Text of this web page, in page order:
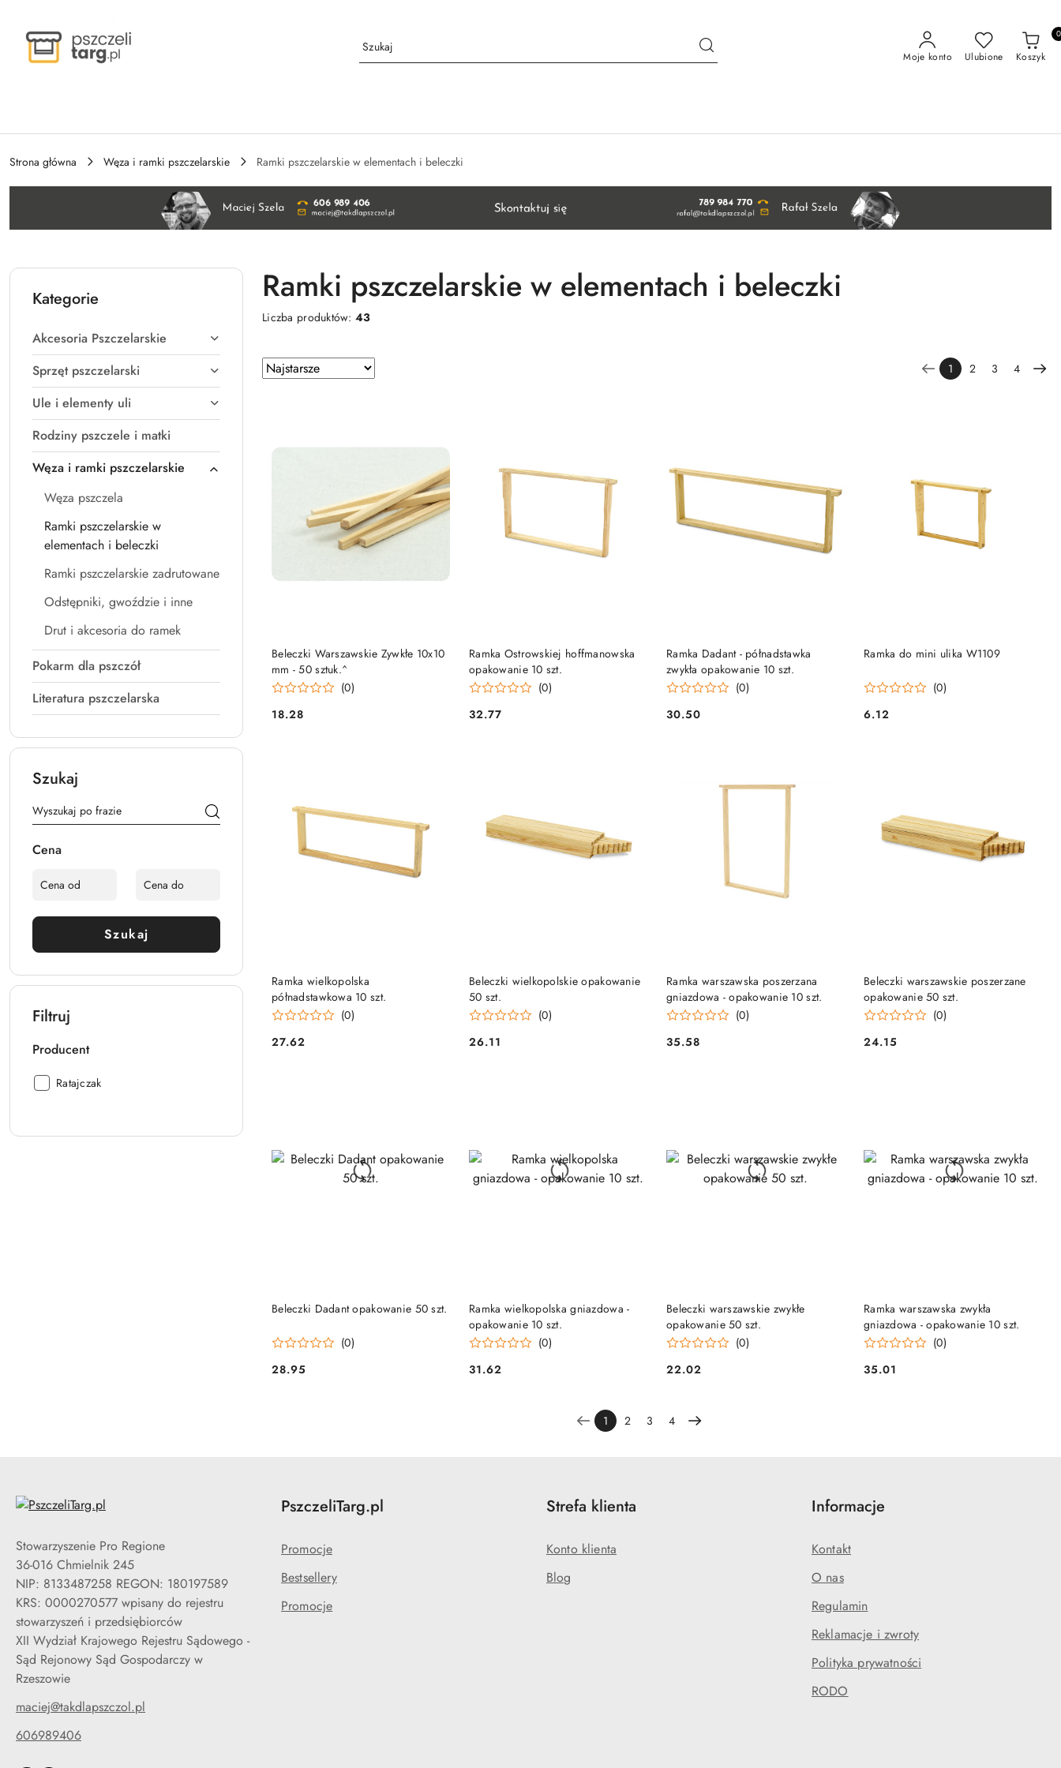
Moje konto Ulubione Koszyk
0
Strona główna Węza i ramki pszczelarskie Ramki pszczelarskie w elementach i beleczki
Kategorie
Akcesoria Pszczelarskie
Sprzęt pszczelarski
Ule i elementy uli
Rodziny pszczele i matki
Węza i ramki pszczelarskie
Węza pszczela
Ramki pszczelarskie w
elementach i beleczki
Ramki pszczelarskie zadrutowane
Odstępniki, gwoździe i inne
Drut i akcesoria do ramek
Pokarm dla pszczół
Literatura pszczelarska
Szukaj
Cena
Szukaj
Filtruj
Producent
Producent:
Ratajczak
Ramki pszczelarskie w elementach i beleczki
Liczba produktów:43
Zastosowano
sortowanie:
Sortuj
według
1 2 3 4
Beleczki Warszawskie Zywkłe 10x10
mm - 50 sztuk.^
(0)
Cena:
18.28
DO KOSZYKA
Ramka Ostrowskiej hoffmanowska
opakowanie 10 szt.
(0)
Cena:
32.77
DO KOSZYKA
Ramka Dadant - półnadstawka
zwykła opakowanie 10 szt.
(0)
Cena:
30.50
DO KOSZYKA Ramka do mini ulika W1109
(0)
Cena:
6.12
DO KOSZYKA
Ramka wielkopolska
półnadstawkowa 10 szt.
(0)
Cena:
27.62
DO KOSZYKA
Beleczki wielkopolskie opakowanie
50 szt.
(0)
Cena:
26.11
DO KOSZYKA
Ramka warszawska poszerzana
gniazdowa - opakowanie 10 szt.
(0)
Cena:
35.58
DO KOSZYKA
Beleczki warszawskie poszerzane
opakowanie 50 szt.
(0)
Cena:
24.15
DO KOSZYKA
Beleczki Dadant opakowanie 50 szt.
(0)
Cena:
28.95
DO KOSZYKA
Ramka wielkopolska gniazdowa -
opakowanie 10 szt.
(0)
Cena:
31.62
DO KOSZYKA
Beleczki warszawskie zwykłe
opakowanie 50 szt.
(0)
Cena:
22.02
DO KOSZYKA
Ramka warszawska zwykła
gniazdowa - opakowanie 10 szt.
(0)
Cena:
35.01
DO KOSZYKA
1 2 3 4
Stowarzyszenie Pro Regione
36-016 Chmielnik 245
NIP: 8133487258 REGON: 180197589
KRS: 0000270577 wpisany do rejestru
stowarzyszeń i przedsiębiorców
XII Wydział Krajowego Rejestru Sądowego -
Sąd Rejonowy Sąd Gospodarczy w
Rzeszowie
maciej@takdlapszczol.pl
606989406
PszczeliTarg.pl
Promocje
Bestsellery
Promocje
Strefa klienta
Konto klienta
Blog
Informacje
Kontakt
O nas
Regulamin
Reklamacje i zwroty
Polityka prywatności
RODO